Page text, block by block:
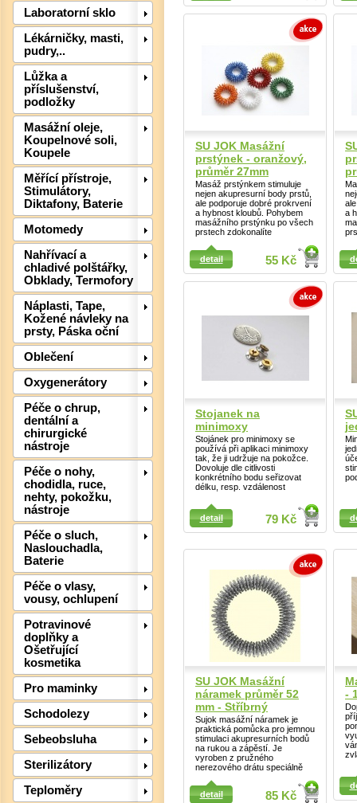
Laboratorní sklo
Lékárničky, masti,
pudry,..
Lůžka a
příslušenství,
podložky
Masážní oleje,
Koupelnové soli,
Koupele
Měřící přístroje,
Stimulátory,
Diktafony, Baterie
Motomedy
Nahřívací a
chladivé polštářky,
Obklady, Termofory
Náplasti, Tape,
Kožené návleky na
prsty, Páska oční
Oblečení
Oxygenerátory
Péče o chrup,
dentální a
chirurgické
nástroje
Péče o nohy,
chodidla, ruce,
nehty, pokožku,
nástroje
Péče o sluch,
Naslouchadla,
Baterie
Péče o vlasy,
vousy, ochlupení
Potravinové
doplňky a
Ošetřující
kosmetika
Pro maminky
Schodolezy
Sebeobsluha
Sterilizátory
Teploměry
SU JOK Masážní
prstýnek - oranžový,
průměr 27mm
Masáž prstýnkem stimuluje
nejen akupresurní body prstů,
ale podporuje dobré prokrvení
a hybnost kloubů. Pohybem
masážního prstýnku po všech
prstech zdokonalíte
55 Kč
detail
a
Detail
Detail
Stojanek na
minimoxy
Stojánek pro minimoxy se
používá při aplikaci minimoxy
tak, že ji udržuje na pokožce.
Dovoluje dle citlivosti
konkrétního bodu seřizovat
délku, resp. vzdálenost
79 Kč
detail
Detail
Detail
SU JOK Masážní
náramek průměr 52
mm - Stříbrný
Sujok masážní náramek je
praktická pomůcka pro jemnou
stimulaci akupresurních bodů
na rukou a zápěstí. Je
vyroben z pružného
nerezového drátu speciálně
85 Kč
detail
-
Detail